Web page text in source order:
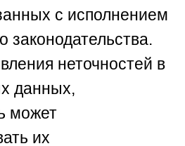
с исполнением
законодательства.
неточностей в
данных,
может
их